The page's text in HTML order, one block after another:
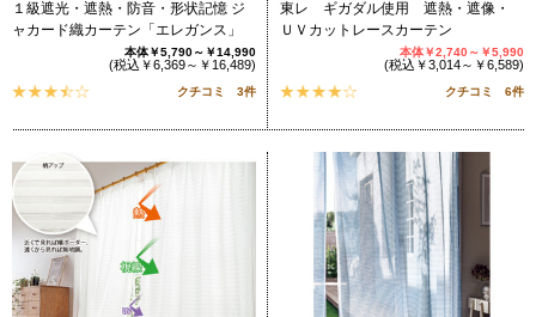
１級遮光・遮熱・防音・形状記憶 ジ
ャカード織カーテン「エレガンス」
本体￥5,790～￥14,990
(税込￥6,369～￥16,489)
クチコミ 3件
東レ ギガダル使用 遮熱・遮像・
ＵＶカットレースカーテン
本体￥2,740～￥5,990
(税込￥3,014～￥6,589)
クチコミ 6件